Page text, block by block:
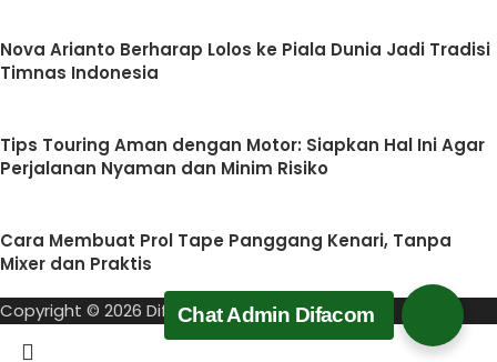
Nova Arianto Berharap Lolos ke Piala Dunia Jadi Tradisi
Timnas Indonesia
Tips Touring Aman dengan Motor: Siapkan Hal Ini Agar
Perjalanan Nyaman dan Minim Risiko
Cara Membuat Prol Tape Panggang Kenari, Tanpa
Mixer dan Praktis
Copyright © 2026 Difacom Solusindo
Chat Admin Difacom